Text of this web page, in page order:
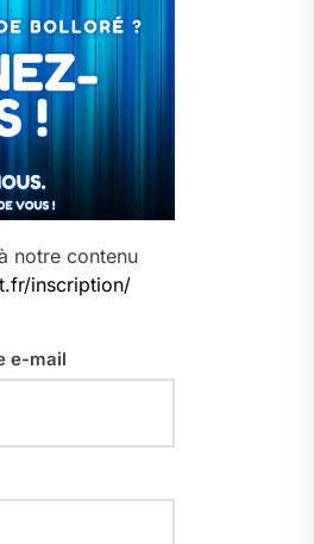
notre contenu
inscription/
e-mail